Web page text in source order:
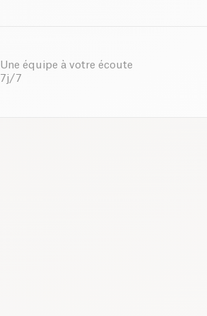
Une équipe à votre écoute
7j/7